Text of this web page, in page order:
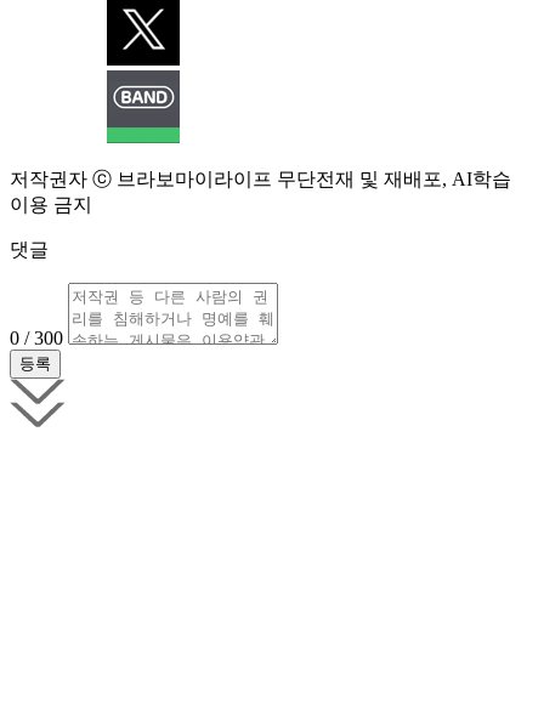
저작권자 ⓒ 브라보마이라이프 무단전재 및 재배포, AI학습
이용 금지
댓글
0 / 300